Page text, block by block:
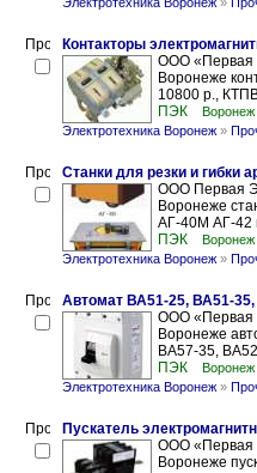
Контакторы
ООО «Первая
Воронеже
10800 р.,
ПЭК
Воронеж
Электротехника Воронеж »
Станки для резки и гибки
ООО Первая
Воронеже
АГ-40М АГ-42
ПЭК
Воронеж
Электротехника Воронеж »
Автомат ВА51-25, ВА51-
ООО «Первая
Воронеже
ВА57-35,
ПЭК
Воронеж
Электротехника Воронеж »
Пускатель
ООО «Первая
Воронеже